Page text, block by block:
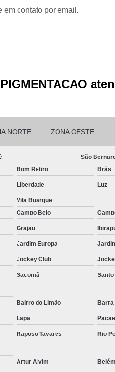
em contato por email.
NORTE ZONA OESTE
São
Bom Retiro Brás
Liberdade Luz
Vila Buarque
Campo Belo
Grajau
Jardim Europa
Jockey Club
Sacomã
Bairro do Limão Barra
Lapa
Raposo Tavares Rio
Artur Alvim Belém